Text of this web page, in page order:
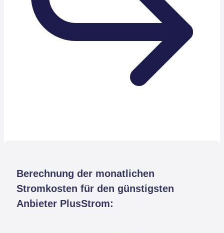
Berechnung der monatlichen
Stromkosten für den günstigsten
Anbieter PlusStrom: